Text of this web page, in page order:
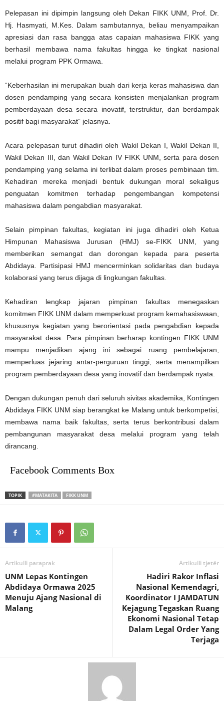
Pelepasan ini dipimpin langsung oleh Dekan FIKK UNM, Prof. Dr.
Hj. Hasmyati, M.Kes. Dalam sambutannya, beliau menyampaikan
apresiasi dan rasa bangga atas capaian mahasiswa FIKK yang
berhasil membawa nama fakultas hingga ke tingkat nasional
melalui program PPK Ormawa.
“Keberhasilan ini merupakan buah dari kerja keras mahasiswa dan
dosen pendamping yang secara konsisten menjalankan program
pemberdayaan desa secara inovatif, terstruktur, dan berdampak
positif bagi masyarakat” jelasnya.
Acara pelepasan turut dihadiri oleh Wakil Dekan I, Wakil Dekan II,
Wakil Dekan III, dan Wakil Dekan IV FIKK UNM, serta para dosen
pendamping yang selama ini terlibat dalam proses pembinaan tim.
Kehadiran mereka menjadi bentuk dukungan moral sekaligus
penguatan komitmen terhadap pengembangan kompetensi
mahasiswa dalam pengabdian masyarakat.
Selain pimpinan fakultas, kegiatan ini juga dihadiri oleh Ketua
Himpunan Mahasiswa Jurusan (HMJ) se-FIKK UNM, yang
memberikan semangat dan dorongan kepada para peserta
Abdidaya. Partisipasi HMJ mencerminkan solidaritas dan budaya
kolaborasi yang terus dijaga di lingkungan fakultas.
Kehadiran lengkap jajaran pimpinan fakultas menegaskan
komitmen FIKK UNM dalam memperkuat program kemahasiswaan,
khususnya kegiatan yang berorientasi pada pengabdian kepada
masyarakat desa. Para pimpinan berharap kontingen FIKK UNM
mampu menjadikan ajang ini sebagai ruang pembelajaran,
memperluas jejaring antar-perguruan tinggi, serta menampilkan
program pemberdayaan desa yang inovatif dan berdampak nyata.
Dengan dukungan penuh dari seluruh sivitas akademika, Kontingen
Abdidaya FIKK UNM siap berangkat ke Malang untuk berkompetisi,
membawa nama baik fakultas, serta terus berkontribusi dalam
pembangunan masyarakat desa melalui program yang telah
dirancang.
Facebook Comments Box
TOPIK #MATAKITA FIKK UNM
Artikulli paraprak
UNM Lepas Kontingen
Abdidaya Ormawa 2025
Menuju Ajang Nasional di
Malang
Artikulli tjetër
Hadiri Rakor Inflasi
Nasional Kemendagri,
Koordinator I JAMDATUN
Kejagung Tegaskan Ruang
Ekonomi Nasional Tetap
Dalam Legal Order Yang
Terjaga